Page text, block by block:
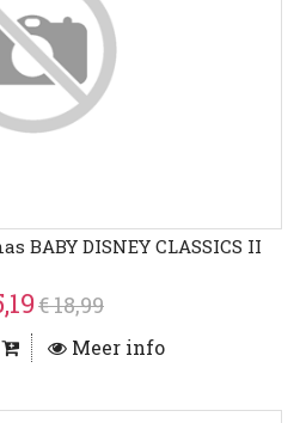
BABY DISNEY CLASSICS II
€ 18,99
Meer info